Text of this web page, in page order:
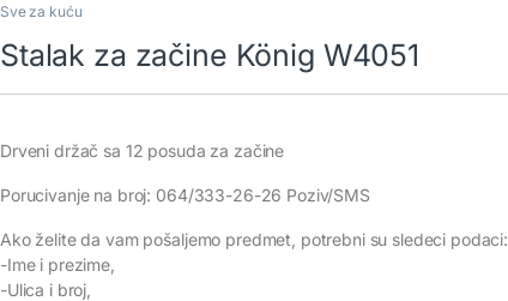
Sve za kuću
Stalak za začine König W4051
Drveni držač sa 12 posuda za začine
Porucivanje na broj: 064/333-26-26 Poziv/SMS
Ako želite da vam pošaljemo predmet, potrebni su sledeci podaci:
-Ime i prezime,
-Ulica i broj,